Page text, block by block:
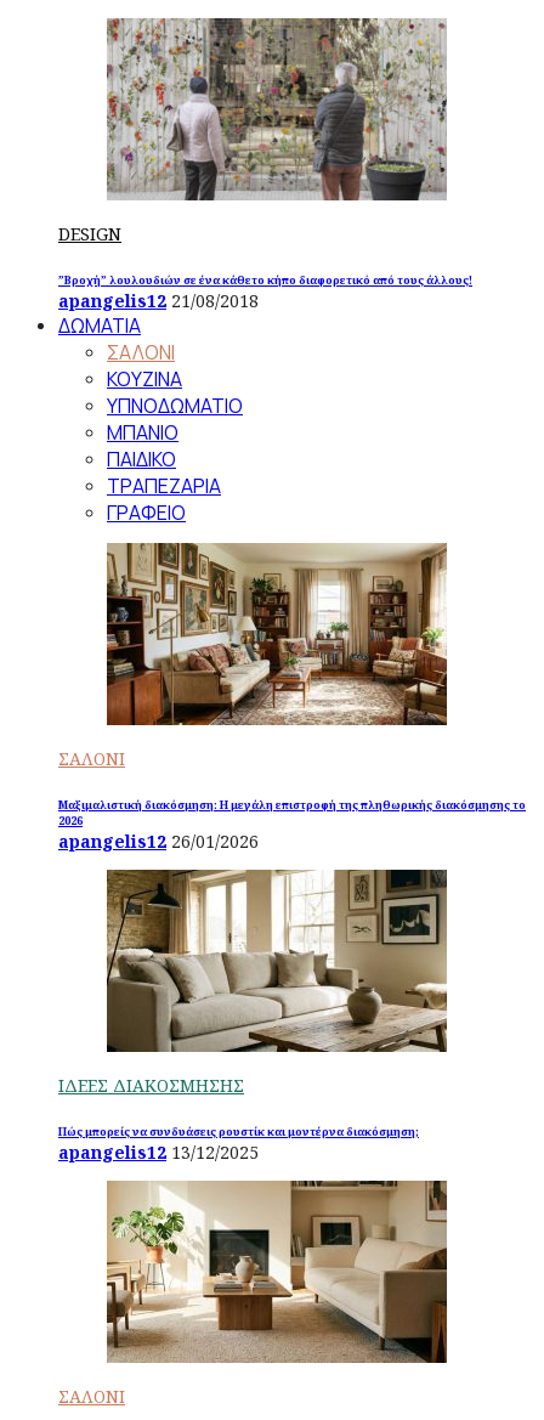
DESIGN
”Βροχή” λουλουδιών σε ένα κάθετο κήπο διαφορετικό από τους άλλους!
apangelis12 21/08/2018
ΔΩΜΑΤΙΑ
ΣΑΛΟΝΙ
ΚΟΥΖΙΝΑ
ΥΠΝΟΔΩΜΑΤΙΟ
ΜΠΑΝΙΟ
ΠΑΙΔΙΚΟ
ΤΡΑΠΕΖΑΡΙΑ
ΓΡΑΦΕΙΟ
ΣΑΛΟΝΙ
Μαξιμαλιστική διακόσμηση: Η μεγάλη επιστροφή της πληθωρικής διακόσμησης το
2026
apangelis12 26/01/2026
ΙΔΕΕΣ ΔΙΑΚΟΣΜΗΣΗΣ
Πώς μπορείς να συνδυάσεις ρουστίκ και μοντέρνα διακόσμηση;
apangelis12 13/12/2025
ΣΑΛΟΝΙ